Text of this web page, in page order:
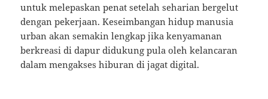
untuk melepaskan penat setelah seharian bergelut
dengan pekerjaan. Keseimbangan hidup manusia
urban akan semakin lengkap jika kenyamanan
berkreasi di dapur didukung pula oleh kelancaran
dalam mengakses hiburan di jagat digital.